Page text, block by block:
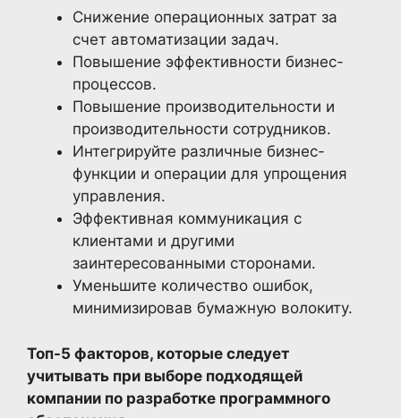
Снижение операционных затрат за
счет автоматизации задач.
Повышение эффективности бизнес-
процессов.
Повышение производительности и
производительности сотрудников.
Интегрируйте различные бизнес-
функции и операции для упрощения
управления.
Эффективная коммуникация с
клиентами и другими
заинтересованными сторонами.
Уменьшите количество ошибок,
минимизировав бумажную волокиту.
Топ-5 факторов, которые следует
учитывать при выборе подходящей
компании по разработке программного